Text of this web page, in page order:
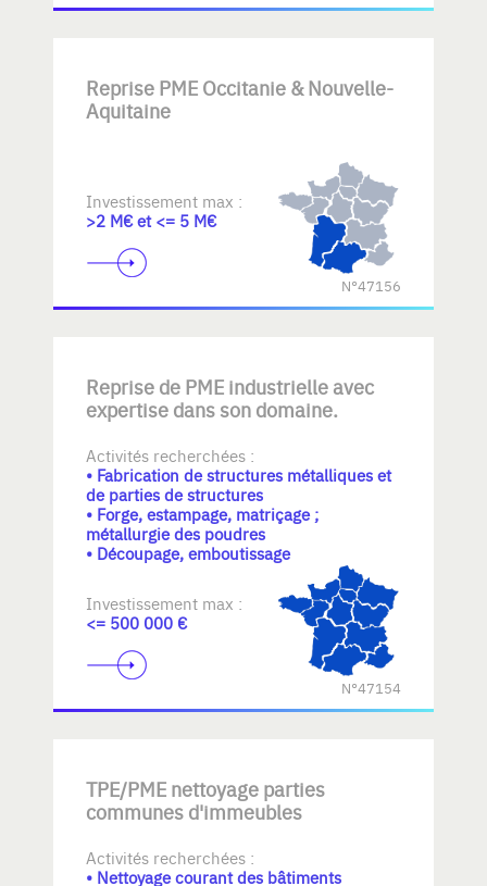
Reprise PME Occitanie & Nouvelle-
Aquitaine
Investissement max :
>2 M€ et <= 5 M€
N°47156
Reprise de PME industrielle avec
expertise dans son domaine.
Activités recherchées :
• Fabrication de structures métalliques et
de parties de structures
• Forge, estampage, matriçage ;
métallurgie des poudres
• Découpage, emboutissage
Investissement max :
<= 500 000 €
N°47154
TPE/PME nettoyage parties
communes d'immeubles
Activités recherchées :
• Nettoyage courant des bâtiments